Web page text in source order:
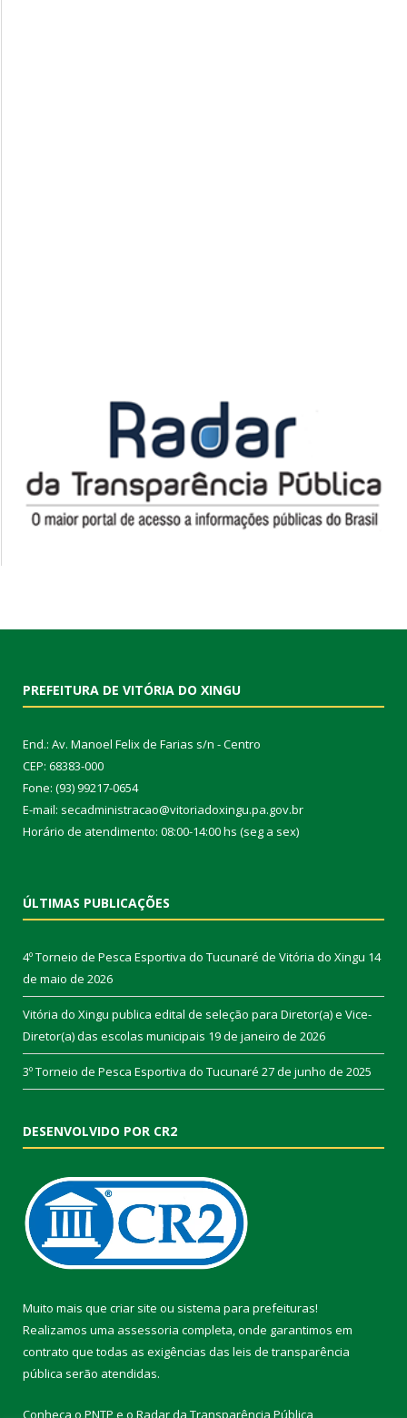
PREFEITURA DE VITÓRIA DO XINGU
End.: Av. Manoel Felix de Farias s/n - Centro
CEP: 68383-000
Fone: (93) 99217-0654
E-mail: secadministracao@vitoriadoxingu.pa.gov.br
Horário de atendimento: 08:00-14:00 hs (seg a sex)
ÚLTIMAS PUBLICAÇÕES
4º Torneio de Pesca Esportiva do Tucunaré de Vitória do Xingu 14
de maio de 2026
Vitória do Xingu publica edital de seleção para Diretor(a) e Vice-
Diretor(a) das escolas municipais 19 de janeiro de 2026
3º Torneio de Pesca Esportiva do Tucunaré 27 de junho de 2025
DESENVOLVIDO POR CR2
Muito mais que criar site ou sistema para prefeituras!
Realizamos uma assessoria completa, onde garantimos em
contrato que todas as exigências das leis de transparência
pública serão atendidas.
Conheça o PNTP e o Radar da Transparência Pública